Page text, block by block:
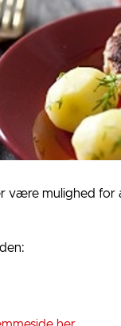
være mulighed